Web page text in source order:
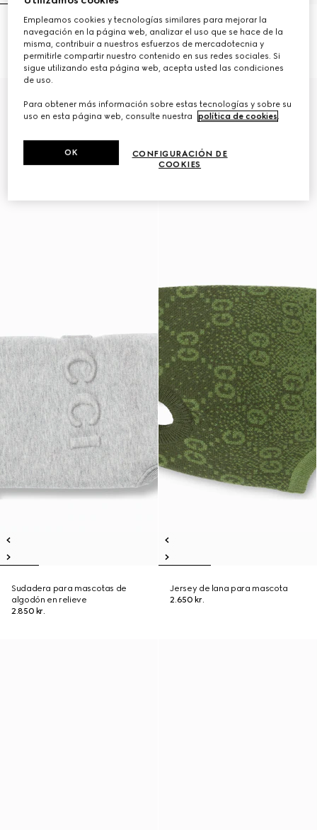
Chubasquero de nylon con GG
para mascotas
5.600 kr.
Chubasquero de nylon con GG
para mascotas
5.600 kr.
Sudadera para mascotas de
algodón en relieve
2.850 kr.
Jersey de lana para mascota
2.650 kr.
Empleamos cookies y tecnologías similares para mejorar la
navegación en la página web, analizar el uso que se hace de la
misma, contribuir a nuestros esfuerzos de mercadotecnia y
permitirle compartir nuestro contenido en sus redes sociales. Si
sigue utilizando esta página web, acepta usted las condiciones
de uso.
Para obtener más información sobre estas tecnologías y sobre su
uso en esta página web, consulte nuestra política de cookies.
CONFIGURACIÓN DE
COOKIES
OK